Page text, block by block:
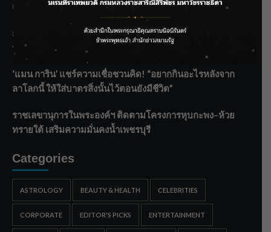
แกะท่า #นอกจอนอกใจ
กรมชลฯ รับฟังประชาชน ติดตามแก้ปัญหาโครงการประตู
ระบายน้ำศรีสองรักฯ
‘แมน การิน’ แชร์ความเชื่อชวนคิด! “อยากกินอะไรหลังจาก
ลาโลกนี้ ให้ใส่บาตรสิ่งนั้นไว้ตอนยังมีชีวิต”
ราชเลขานุการในพระองค์ฯ ติดตามโครงการหุบกะพง–ห้วย
ทรายใต้ เสริมความมั่นคงน้ำเพชรบุรี
Categories
ASTROLOGY BEAUTY & HEALTH CELEBRITIES
CORPORATE EDITOR'S PICKS ENTERTAINMENT